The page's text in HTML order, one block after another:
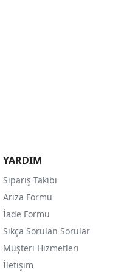
YARDIM
Sipariş Takibi
Arıza Formu
İade Formu
Sıkça Sorulan Sorular
Müşteri Hizmetleri
İletişim